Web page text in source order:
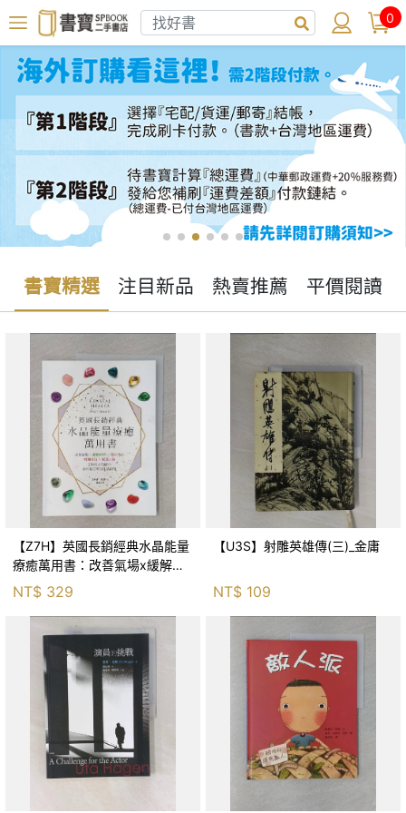
0
書寶精選 注目新品 熱賣推薦 平價閱讀
【Z7H】英國長銷經典水晶能量
療癒萬用書：改善氣場x緩解疼
痛x穩定身心x增加財富x促進人
緣，250種水晶礦石給你最完整
的生活對策_菲利
NT$ 329
【U3S】射雕英雄傳(三)_金庸
NT$ 109